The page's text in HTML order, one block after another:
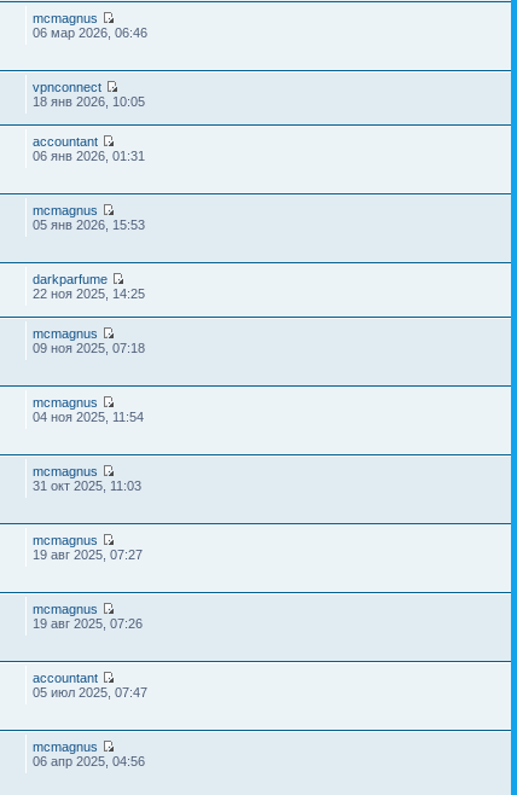
mcmagnus
06 мар 2026, 06:46
vpnconnect
18 янв 2026, 10:05
accountant
06 янв 2026, 01:31
mcmagnus
05 янв 2026, 15:53
darkparfume
22 ноя 2025, 14:25
mcmagnus
09 ноя 2025, 07:18
mcmagnus
04 ноя 2025, 11:54
mcmagnus
31 окт 2025, 11:03
mcmagnus
19 авг 2025, 07:27
mcmagnus
19 авг 2025, 07:26
accountant
05 июл 2025, 07:47
mcmagnus
06 апр 2025, 04:56